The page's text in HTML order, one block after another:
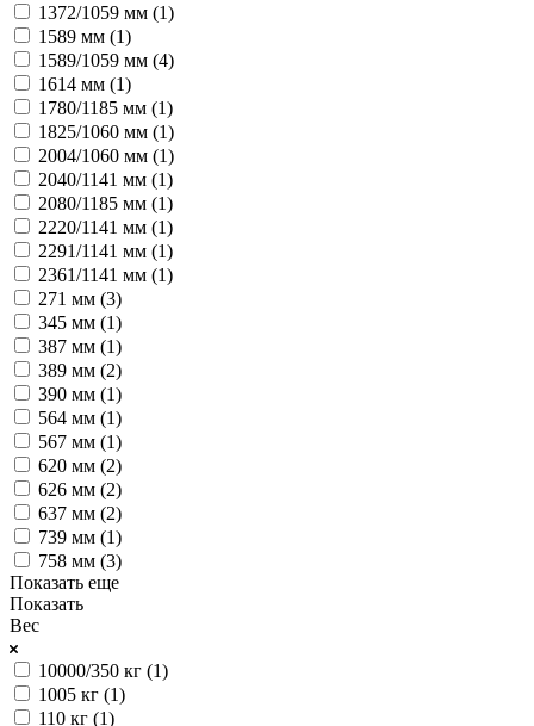
1372/1059 мм (1)
1589 мм (1)
1589/1059 мм (4)
1614 мм (1)
1780/1185 мм (1)
1825/1060 мм (1)
2004/1060 мм (1)
2040/1141 мм (1)
2080/1185 мм (1)
2220/1141 мм (1)
2291/1141 мм (1)
2361/1141 мм (1)
271 мм (3)
345 мм (1)
387 мм (1)
389 мм (2)
390 мм (1)
564 мм (1)
567 мм (1)
620 мм (2)
626 мм (2)
637 мм (2)
739 мм (1)
758 мм (3)
Показать еще
Показать
Вес
10000/350 кг (1)
1005 кг (1)
110 кг (1)